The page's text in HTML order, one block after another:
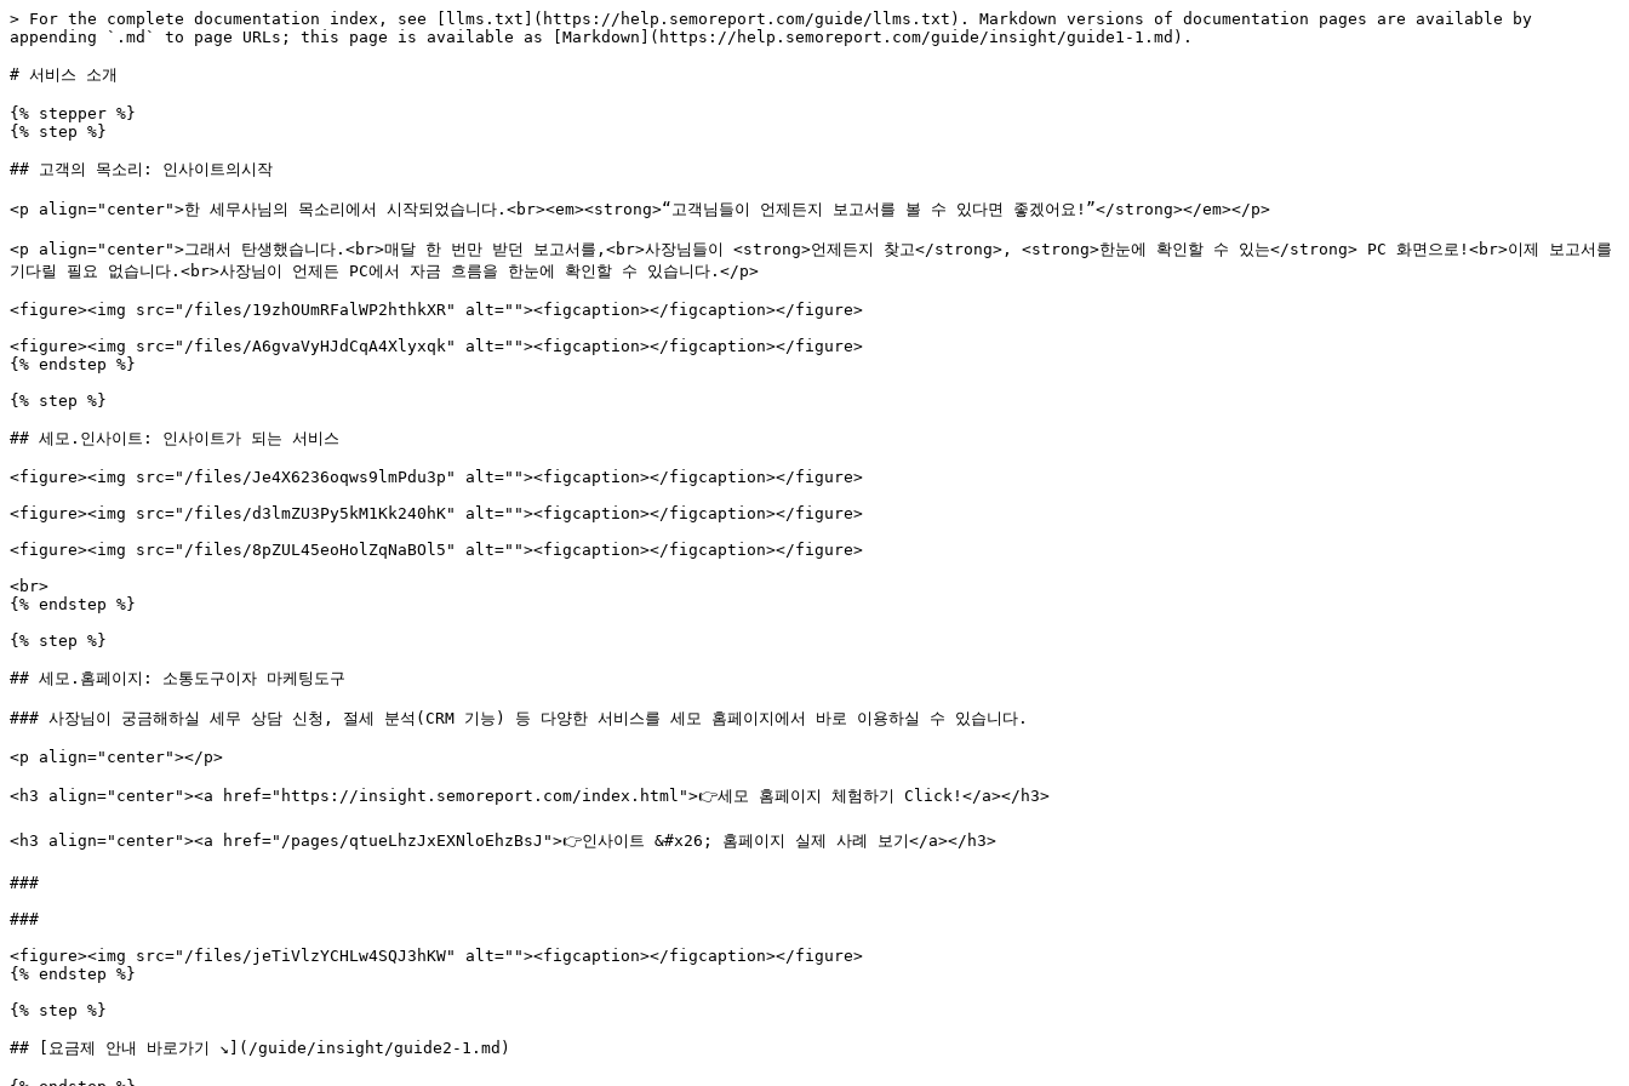
> For the complete documentation index, see [llms.txt](https://help.semoreport.com/guide/llms.txt). Markdown versions of documentation pages are available by
appending `.md` to page URLs; this page is available as [Markdown](https://help.semoreport.com/guide/insight/guide1-1.md).
# 서비스 소개
{% stepper %}
{% step %}
## 고객의 목소리: 인사이트의시작
<p align="center">한 세무사님의 목소리에서 시작되었습니다.<br><em><strong>“고객님들이 언제든지 보고서를 볼 수 있다면 좋겠어요!”</strong></em></p>
<p align="center">그래서 탄생했습니다.<br>매달 한 번만 받던 보고서를,<br>사장님들이 <strong>언제든지 찾고</strong>, <strong>한눈에 확인할 수 있는</strong> PC 화면으로!<br>이제 보고서를
기다릴 필요 없습니다.<br>사장님이 언제든 PC에서 자금 흐름을 한눈에 확인할 수 있습니다.</p>
<figure><img src="/files/19zhOUmRFalWP2hthkXR" alt=""><figcaption></figcaption></figure>
<figure><img src="/files/A6gvaVyHJdCqA4Xlyxqk" alt=""><figcaption></figcaption></figure>
{% endstep %}
{% step %}
## 세모.인사이트: 인사이트가 되는 서비스
<figure><img src="/files/Je4X6236oqws9lmPdu3p" alt=""><figcaption></figcaption></figure>
<figure><img src="/files/d3lmZU3Py5kM1Kk240hK" alt=""><figcaption></figcaption></figure>
<figure><img src="/files/8pZUL45eoHolZqNaBOl5" alt=""><figcaption></figcaption></figure>
<br>
{% endstep %}
{% step %}
## 세모.홈페이지: 소통도구이자 마케팅도구
### 사장님이 궁금해하실 세무 상담 신청, 절세 분석(CRM 기능) 등 다양한 서비스를 세모 홈페이지에서 바로 이용하실 수 있습니다.
<p align="center"></p>
<h3 align="center"><a href="https://insight.semoreport.com/index.html">👉세모 홈페이지 체험하기 Click!</a></h3>
<h3 align="center"><a href="/pages/qtueLhzJxEXNloEhzBsJ">👉인사이트 &#x26; 홈페이지 실제 사례 보기</a></h3>
###
###
<figure><img src="/files/jeTiVlzYCHLw4SQJ3hKW" alt=""><figcaption></figcaption></figure>
{% endstep %}
{% step %}
## [요금제 안내 바로가기 ↘](/guide/insight/guide2-1.md)